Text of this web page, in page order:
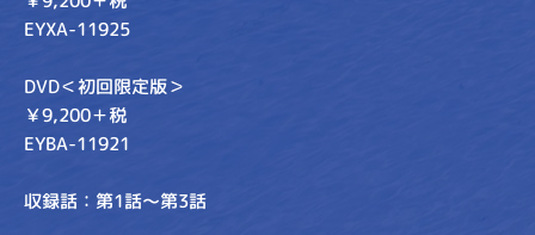
EYXA-11925
DVD＜初回限定版＞
￥9,200＋税
EYBA-11921
収録話：第1話～第3話